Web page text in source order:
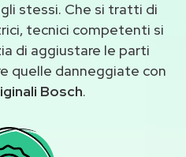
stessi. Che si tratti di
tecnici competenti si
di aggiustare le parti
quelle danneggiate con
Bosch.